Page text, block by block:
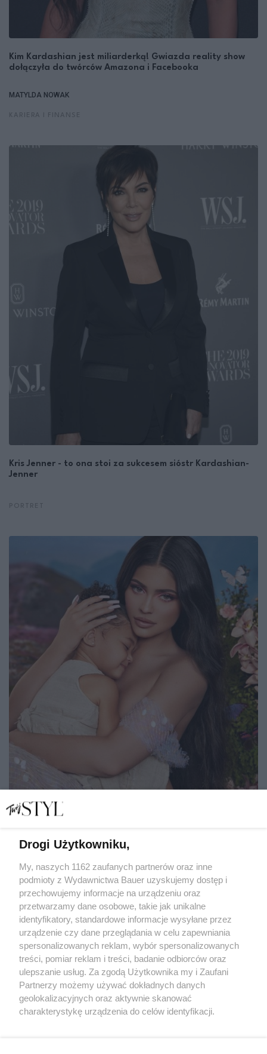
Kim Kardashian jest miliarderką! Gwiazda reality show
dołączyła do twórców Amazona i Facebooka
MATYLDA NOWAK
Kris Jenner - to ona stoi za sukcesem sióstr Kardashian-
Jenner
kolejna ciąża...
MATYLDA NOWAK
PIELĘGNACJA
Drogi Użytkowniku,
My, naszych 1162 zaufanych partnerów oraz inne
podmioty z Wydawnictwa Bauer uzyskujemy dostęp i
przechowujemy informacje na urządzeniu oraz
przetwarzamy dane osobowe, takie jak unikalne
identyfikatory, standardowe informacje wysyłane przez
urządzenie czy dane przeglądania w celu zapewniania
spersonalizowanych reklam, wybór spersonalizowanych
treści, pomiar reklam i treści, badanie odbiorców oraz
ulepszanie usług. Za zgodą Użytkownika my i Zaufani
Partnerzy możemy używać dokładnych danych
geolokalizacyjnych oraz aktywnie skanować
charakterystykę urządzenia do celów identyfikacji.